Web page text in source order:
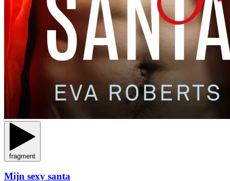
fragment
Mijn sexy santa